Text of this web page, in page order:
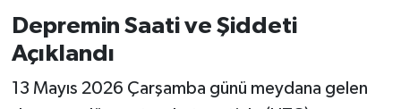
Depremin Saati ve Şiddeti
Açıklandı
13 Mayıs 2026 Çarşamba günü meydana gelen
Manyas